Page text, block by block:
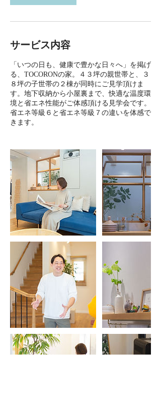
サービス内容
「いつの日も、健康で豊かな日々へ」を掲げ
る、TOCORONの家。４３坪の親世帯と、３
８坪の子世帯の２棟が同時にご見学頂けま
す。地下収納から小屋裏まで、快適な温度環
境と省エネ性能がご体感頂ける見学会です。
省エネ等級６と省エネ等級７の違いを体感で
きます。